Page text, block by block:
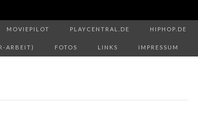
MOVIEPILOT PLAYCENTRAL.DE HIPHOP.DE
ARBEIT) FOTOS LINKS IMPRESSUM